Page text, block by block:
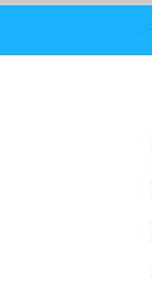
content